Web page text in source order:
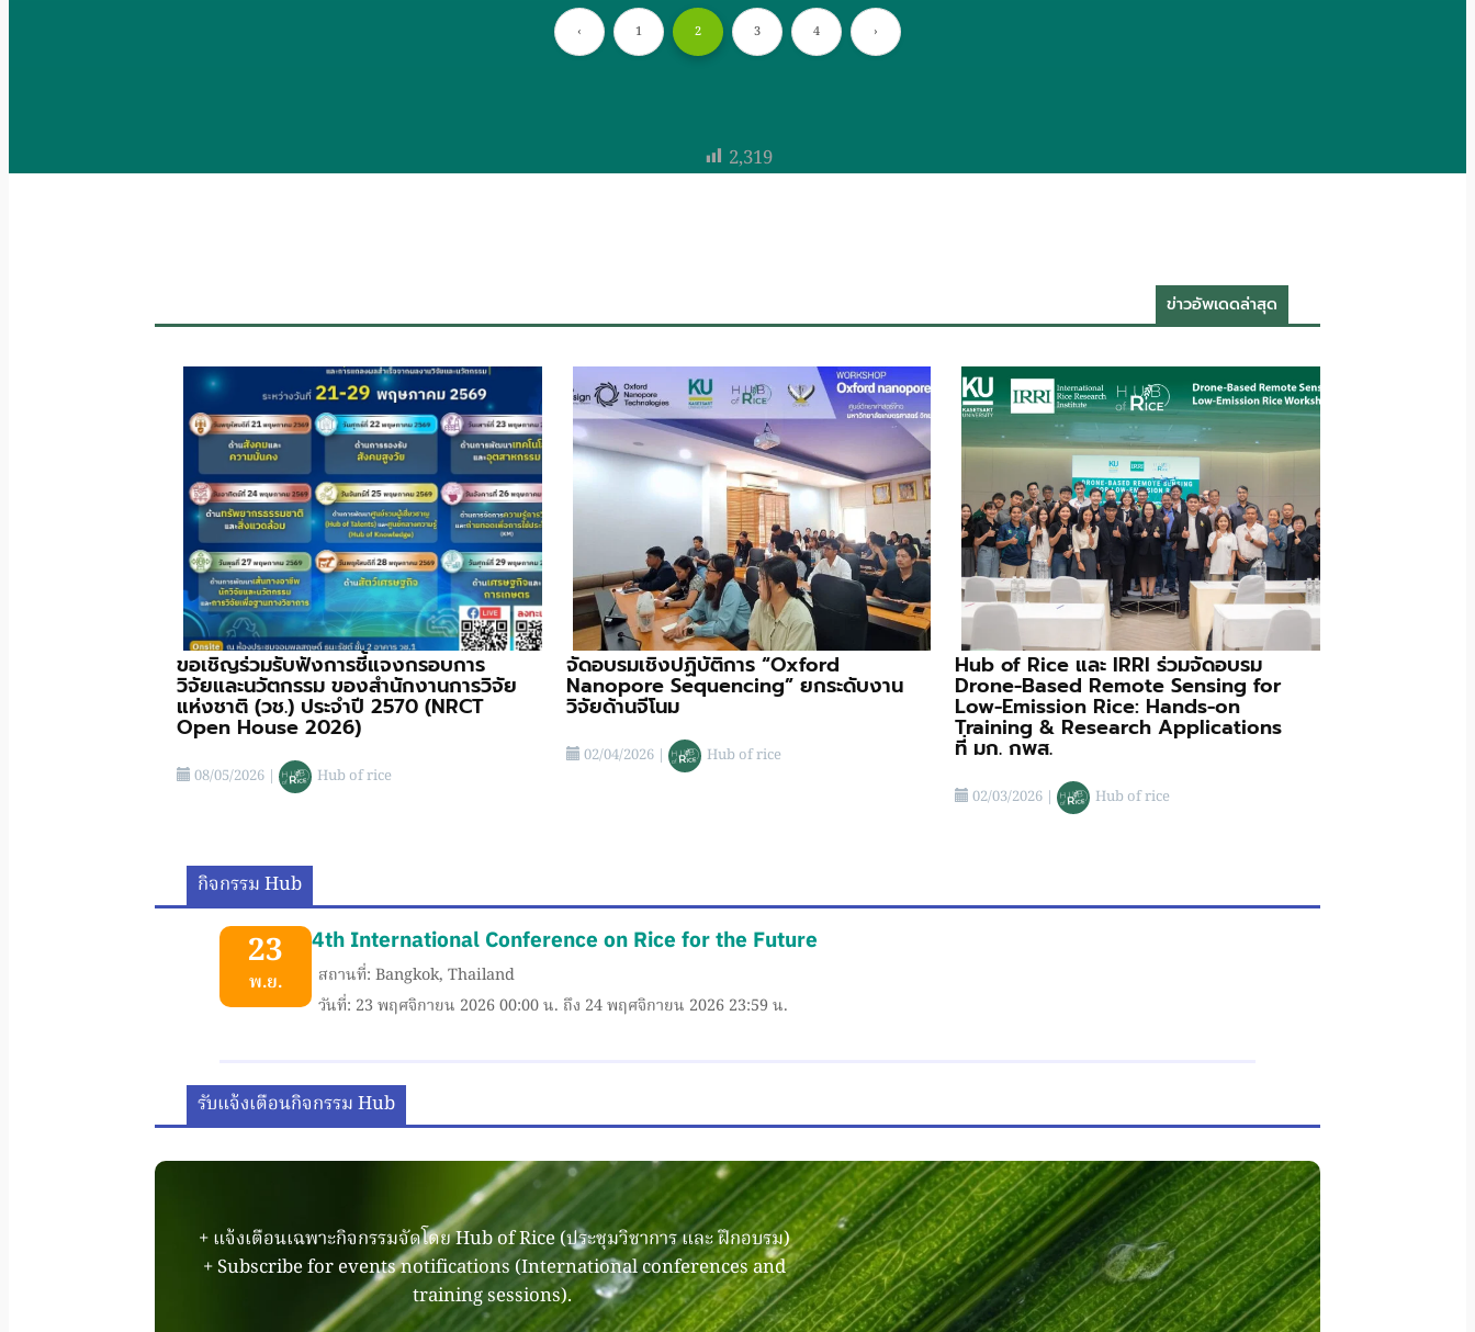
‹ 1 2 3 4 ›
2,319
ข่าวอัพเดดล่าสุด
ขอเชิญร่วมรับฟังการชี้แจงกรอบการ
วิจัยและนวัตกรรม ของสำนักงานการวิจัย
แห่งชาติ (วช.) ประจําปี 2570 (NRCT
Open House 2026)
08/05/2026| Hub of rice
จัดอบรมเชิงปฏิบัติการ “Oxford
Nanopore Sequencing” ยกระดับงาน
วิจัยด้านจีโนม
02/04/2026| Hub of rice
Hub of Rice และ IRRI ร่วมจัดอบรม
Drone-Based Remote Sensing for
Low-Emission Rice: Hands-on
Training & Research Applications
ที่ มก. กพส.
02/03/2026 | Hub of rice
กิจกรรม Hub
23
พ.ย.
4th International Conference on Rice for the Future
สถานที่: Bangkok, Thailand
วันที่: 23 พฤศจิกายน 2026 00:00 น. ถึง 24 พฤศจิกายน 2026 23:59 น.
รับแจ้งเตือนกิจกรรม Hub
+ แจ้งเตือนเฉพาะกิจกรรมจัดโดย Hub of Rice (ประชุมวิชาการ และ ฝึกอบรม)
+ Subscribe for events notifications (International conferences and
training sessions).